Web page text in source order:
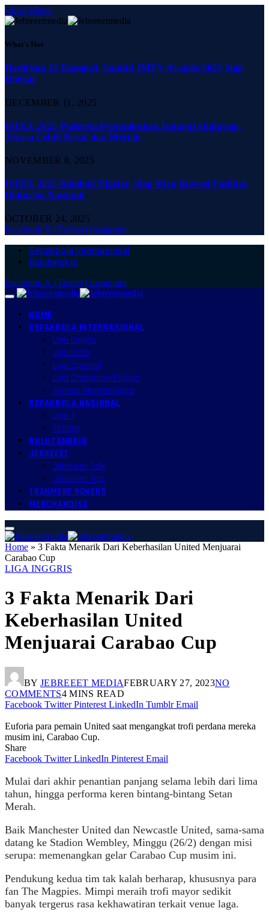
Close Menu
What's Hot
Hadirkan 21 Kategori, Santini JMTV Awards 2025 Siap
Digelar
DECEMBER 11, 2025
ISFEX 2025 Platform Pertumbuhan Industri Olahraga,
Terasa Lebih Besar dan Meriah
NOVEMBER 8, 2025
ISFEX 2025 Kembali Digelar, Siap Pacu Inovasi Fasilitas
Olahraga Nasional
OCTOBER 24, 2025
Facebook X (Twitter) Instagram
Sepakbola Internasional
Bulutangkis
Facebook X (Twitter) Instagram
HOME
SEPAKBOLA INTERNASIONAL
Liga Inggris
Liga Italia
Liga Spanyol
Liga Champion/Europa
Timnas Mancanegara
SEPAKBOLA NASIONAL
Liga 1
Timnas
BULUTANGKIS
JEBREEET
Jebreeet Talk
Jebreeet Tips
TRANMERE ROVERS
MERCHANDISE
Home » 3 Fakta Menarik Dari Keberhasilan United Menjuarai
Carabao Cup
LIGA INGGRIS
3 Fakta Menarik Dari
Keberhasilan United
Menjuarai Carabao Cup
BY JEBREEET MEDIAFEBRUARY 27, 2023NO
COMMENTS4 MINS READ
Facebook Twitter Pinterest LinkedIn Tumblr Email
Euforia para pemain United saat mengangkat trofi perdana mereka
musim ini, Carabao Cup.
Share
Facebook Twitter LinkedIn Pinterest Email
Mulai dari akhir penantian panjang selama lebih dari lima
tahun, hingga performa keren bintang-bintang Setan
Merah.
Baik Manchester United dan Newcastle United, sama-sama
datang ke Stadion Wembley, Minggu (26/2) dengan misi
serupa: memenangkan gelar Carabao Cup musim ini.
Pendukung kedua tim tak kalah berharap, khususnya para
fan The Magpies. Mimpi meraih trofi mayor sedikit
banyak tergerus rasa kekhawatiran terkait venue laga.